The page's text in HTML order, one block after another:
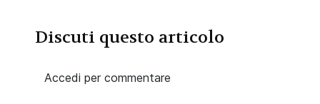
Discuti questo articolo
Accedi per commentare